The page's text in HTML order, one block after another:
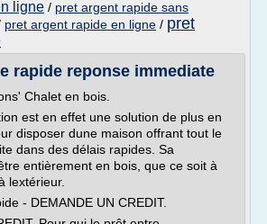
ligne / pret argent rapide sans
pret argent rapide en ligne / pret
rapide reponse immediate
Chalet en bois.
est en effet une solution de plus en
disposer dune maison offrant tout le
dans des délais rapides. Sa
entièrement en bois, que ce soit à
lextérieur.
- DEMANDE UN CREDIT.